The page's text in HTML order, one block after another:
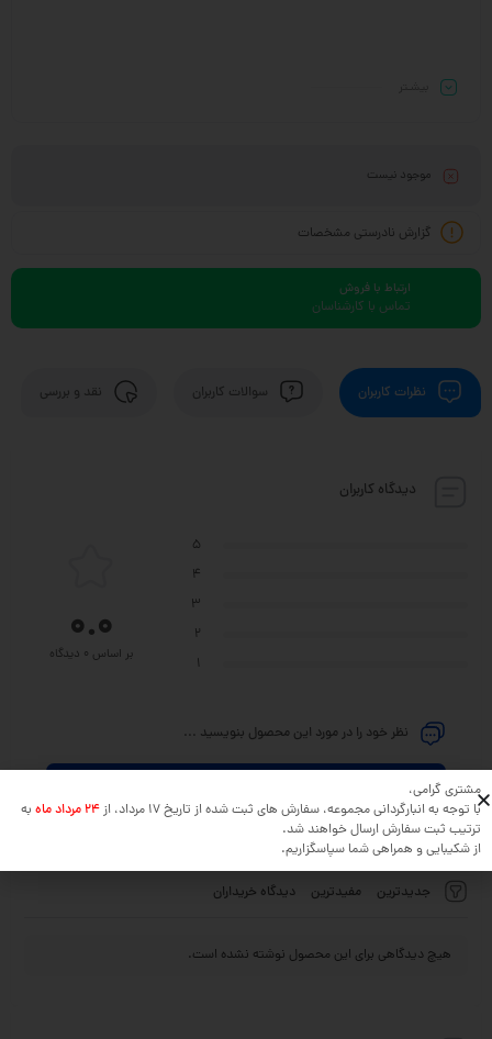
موجود نیست
گزارش نادرستی مشخصات
ارتباط با فروش
تماس با کارشناسان
نظرات کاربران سوالات کاربران نقد و بررسی
دیدگاه کاربران
جدیدترین مفیدترین دیدگاه خریداران
هیچ دیدگاهی برای این محصول نوشته نشده است.
5
4
3
2
1
0.0
بر اساس 0 دیدگاه
نظر خود را در مورد این محصول بنویسید ...
مشتری گرامی،
با توجه به انبارگردانی مجموعه، سفارش های ثبت شده از تاریخ 17 مرداد، از
24 مرداد ماه
به
ترتیب ثبت سفارش ارسال خواهند شد.
از شکیبایی و همراهی شما سپاسگزاریم.